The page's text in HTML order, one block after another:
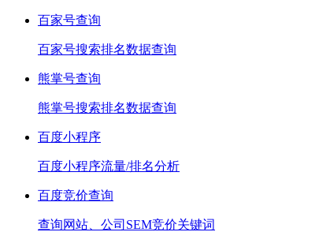
百家号查询
百家号搜索排名数据查询
熊掌号查询
熊掌号搜索排名数据查询
百度小程序
百度小程序流量/排名分析
百度竞价查询
查询网站、公司SEM竞价关键词